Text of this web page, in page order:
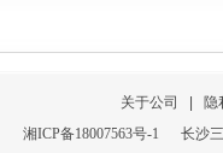
关于公司 | 隐
湘ICP备18007563号-1 长沙三